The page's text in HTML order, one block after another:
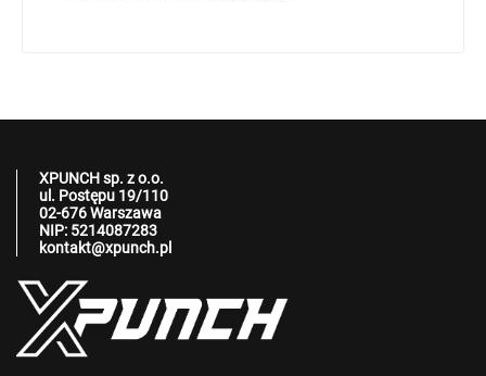
XPUNCH sp. z o.o.
ul. Postępu 19/110
02-676 Warszawa
NIP: 5214087283
kontakt@xpunch.pl